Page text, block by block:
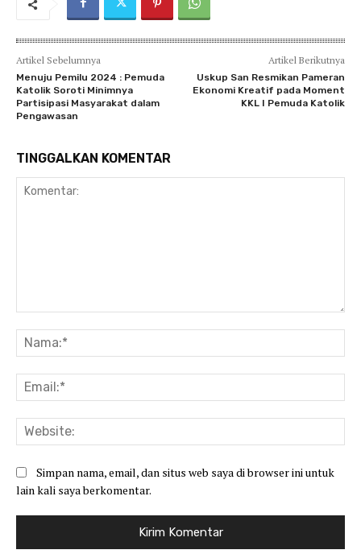
Artikel Sebelumnya
Menuju Pemilu 2024 : Pemuda
Katolik Soroti Minimnya
Partisipasi Masyarakat dalam
Pengawasan
Artikel Berikutnya
Uskup San Resmikan Pameran
Ekonomi Kreatif pada Moment
KKL I Pemuda Katolik
TINGGALKAN KOMENTAR
Simpan nama, email, dan situs web saya di browser ini untuk
lain kali saya berkomentar.